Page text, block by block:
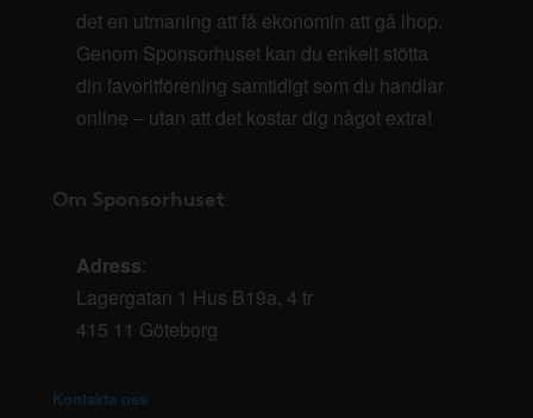
det en utmaning att få ekonomin att gå ihop.
Genom Sponsorhuset kan du enkelt stötta
din favoritförening samtidigt som du handlar
online – utan att det kostar dig något extra!
Om Sponsorhuset
Adress:
Lagergatan 1 Hus B19a, 4 tr
415 11 Göteborg
Kontakta oss